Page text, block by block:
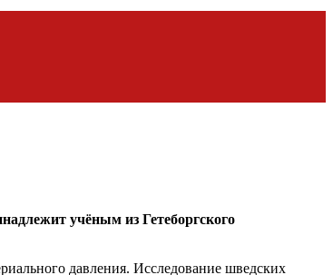
учёным из Гетеборгского
давления. Исследование шведских